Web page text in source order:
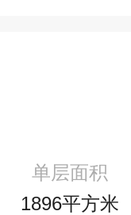
单层面积
1896平方米